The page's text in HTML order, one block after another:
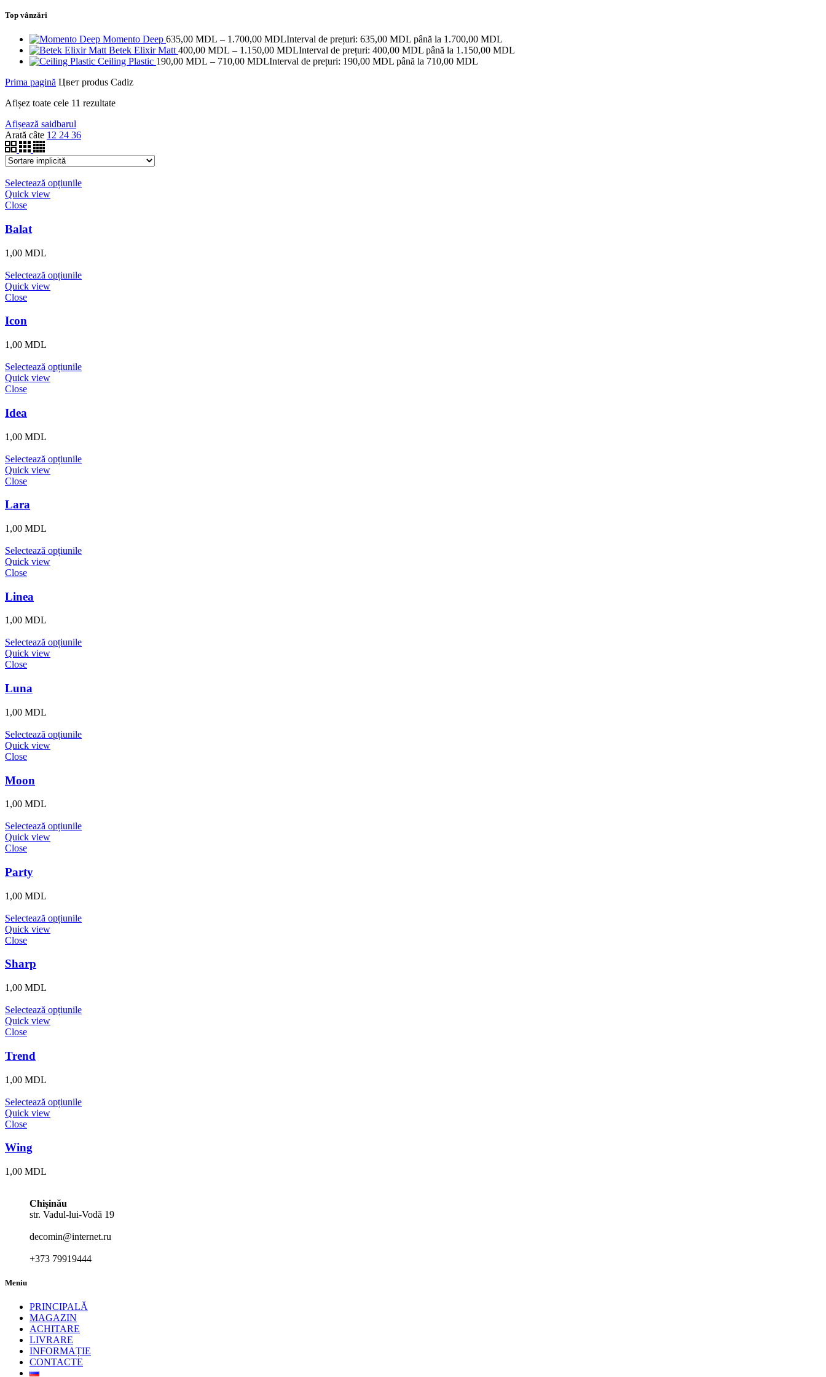
Top vânzări
Momento Deep 635,00 MDL – 1.700,00 MDLInterval de prețuri: 635,00 MDL până la 1.700,00 MDL
Betek Elixir Matt 400,00 MDL – 1.150,00 MDLInterval de prețuri: 400,00 MDL până la 1.150,00 MDL
Ceiling Plastic 190,00 MDL – 710,00 MDLInterval de prețuri: 190,00 MDL până la 710,00 MDL
Prima pagină Цвет produs Cadiz
Afișez toate cele 11 rezultate
Afișează saidbarul
Arată câte 12 24 36
Selectează opțiunile
Quick view
Close
Balat
1,00 MDL
Selectează opțiunile
Quick view
Close
Icon
1,00 MDL
Selectează opțiunile
Quick view
Close
Idea
1,00 MDL
Selectează opțiunile
Quick view
Close
Lara
1,00 MDL
Selectează opțiunile
Quick view
Close
Linea
1,00 MDL
Selectează opțiunile
Quick view
Close
Luna
1,00 MDL
Selectează opțiunile
Quick view
Close
Moon
1,00 MDL
Selectează opțiunile
Quick view
Close
Party
1,00 MDL
Selectează opțiunile
Quick view
Close
Sharp
1,00 MDL
Selectează opțiunile
Quick view
Close
Trend
1,00 MDL
Selectează opțiunile
Quick view
Close
Wing
1,00 MDL
Chișinău
str. Vadul-lui-Vodă 19
decomin@internet.ru
+373 79919444
Meniu
PRINCIPALĂ
MAGAZIN
ACHITARE
LIVRARE
INFORMAȚIE
CONTACTE